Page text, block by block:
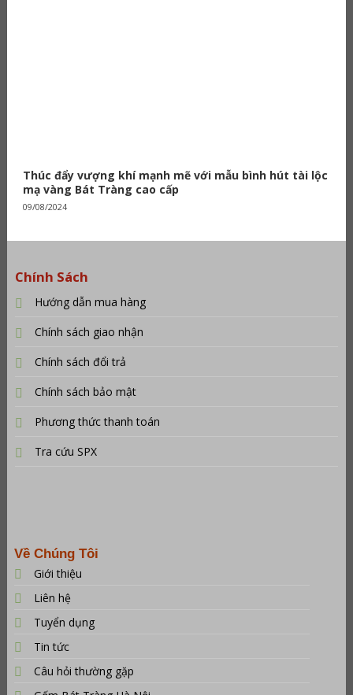
Thúc đẩy vượng khí mạnh mẽ với mẫu bình hút tài lộc
mạ vàng Bát Tràng cao cấp
09/08/2024
Chính Sách
Hướng dẫn mua hàng
Chính sách giao nhận
Chính sách đổi trả
Chính sách bảo mật
Phương thức thanh toán
Tra cứu SPX
Về Chúng Tôi
Giới thiệu
Liên hệ
Tuyển dụng
Tin tức
Câu hỏi thường gặp